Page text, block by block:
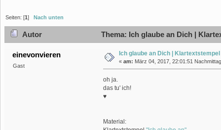
Seiten: [1] Nach unten
Autor Thema: Ich glaube an Dich |
einevonvieren
Gast
Ich glaube an Dich | Klartextstempel
« am: März 04, 2017, 22:01:51
oh ja.
das tu' ich!
♥
Material: